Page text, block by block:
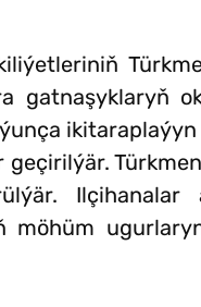
gatnaşyklaryň
Ilçihanalar
möhüm